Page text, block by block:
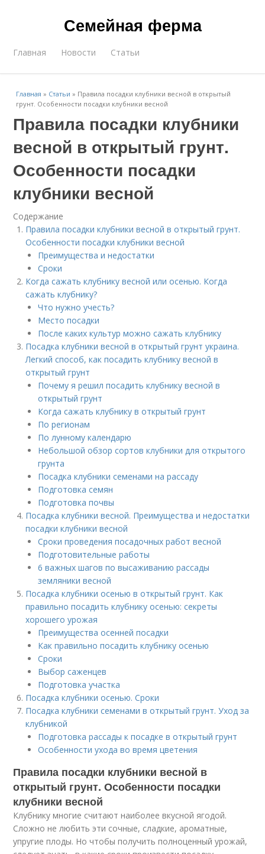
Семейная ферма
Главная Новости Статьи
Главная » Статьи » Правила посадки клубники весной в открытый
грунт. Особенности посадки клубники весной
Правила посадки клубники
весной в открытый грунт.
Особенности посадки
клубники весной
Содержание
Правила посадки клубники весной в открытый грунт.
Особенности посадки клубники весной
Преимущества и недостатки
Сроки
Когда сажать клубнику весной или осенью. Когда
сажать клубнику?
Что нужно учесть?
Место посадки
После каких культур можно сажать клубнику
Посадка клубники весной в открытый грунт украина.
Легкий способ, как посадить клубнику весной в
открытый грунт
Почему я решил посадить клубнику весной в
открытый грунт
Когда сажать клубнику в открытый грунт
По регионам
По лунному календарю
Небольшой обзор сортов клубники для открытого
грунта
Посадка клубники семенами на рассаду
Подготовка семян
Подготовка почвы
Посадка клубники весной. Преимущества и недостатки
посадки клубники весной
Сроки проведения посадочных работ весной
Подготовительные работы
6 важных шагов по высаживанию рассады
земляники весной
Посадка клубники осенью в открытый грунт. Как
правильно посадить клубнику осенью: секреты
хорошего урожая
Преимущества осенней посадки
Как правильно посадить клубнику осенью
Сроки
Выбор саженцев
Подготовка участка
Посадка клубники осенью. Сроки
Посадка клубники семенами в открытый грунт. Уход за
клубникой
Подготовка рассады к посадке в открытый грунт
Особенности ухода во время цветения
Правила посадки клубники весной в
открытый грунт. Особенности посадки
клубники весной
Клубнику многие считают наиболее вкусной ягодой.
Сложно не любить эти сочные, сладкие, ароматные,
упругие плоды. Но чтобы получить полноценный урожай,